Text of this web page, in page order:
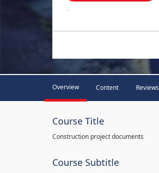
.
Overview Content Reviews
Course Title
Construction project documents
Course Subtitle